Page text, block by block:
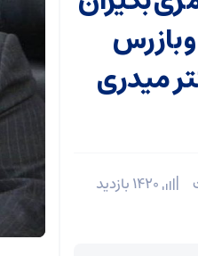
بازرس
میدری